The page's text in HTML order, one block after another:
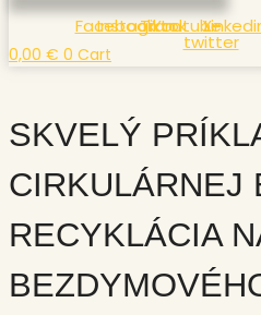
Facebook
Instagram
Tiktok
Youtube
X-
twitter
0,00 € 0 Cart
SKVELÝ
CIRKULÁRNEJ
RECYKLÁCIA